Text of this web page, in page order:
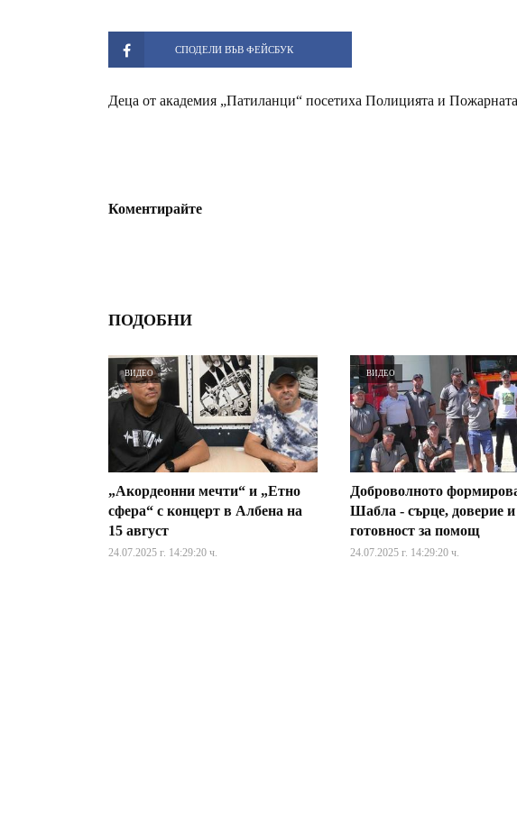
СПОДЕЛИ ВЪВ ФЕЙСБУК
Деца от академия „Патиланци“ посетиха Полицията и
Коментирайте
ПОДОБНИ
ВИДЕО
„Акордеонни мечти“ и „Етно
сфера“ с концерт в Албена на
15 август
24.07.2025 г. 14:29:20 ч.
ВИДЕО
Доброволното
Шабла - сърце, доверие и
готовност за помощ
24.07.2025 г. 14:29:20 ч.